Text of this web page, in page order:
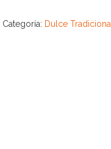
Categoría: Dulce Tradicional